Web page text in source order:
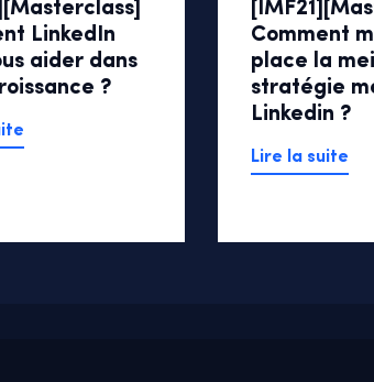
LinkedIn
aider dans
?
Comment
place la
stratégie
Linkedin ?
Lire la suite